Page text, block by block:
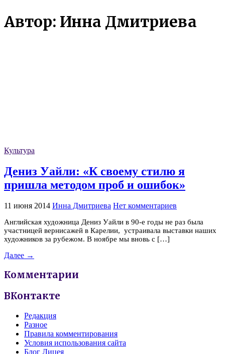
Автор: Инна Дмитриева
Культура
Дениз Уайли: «К своему стилю я
пришла методом проб и ошибок»
11 июня 2014 Инна Дмитриева Нет комментариев
Английская художница Дениз Уайли в 90-е годы не раз была
участницей вернисажей в Карелии, устраивала выставки наших
художников за рубежом. В ноябре мы вновь с […]
Далее →
Комментарии
ВКонтакте
Редакция
Разное
Правила комментирования
Условия использования сайта
Блог Лицея